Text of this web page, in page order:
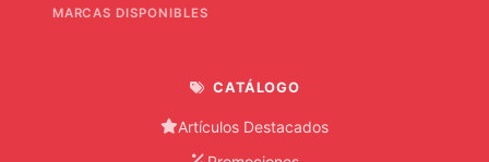
MARCAS DISPONIBLES
CATÁLOGO
Artículos Destacados